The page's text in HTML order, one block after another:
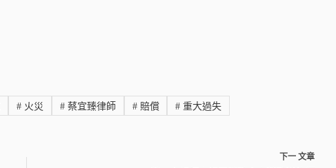
# 火災 #蔡宜臻律師 #賠償 # 重大過失
下一 文章